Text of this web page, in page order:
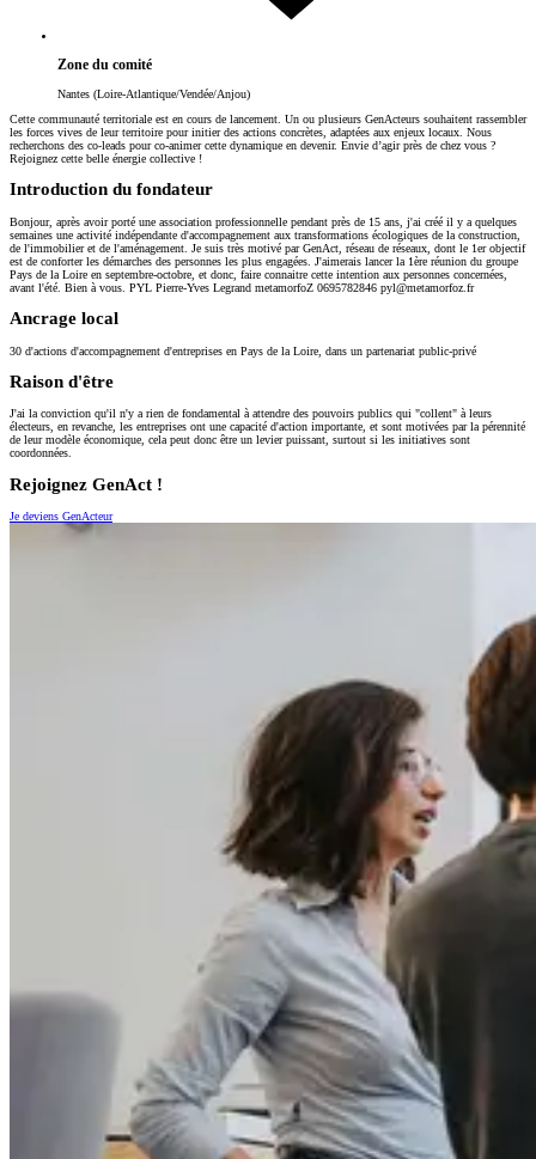
Zone du comité
Nantes (Loire-Atlantique/Vendée/Anjou)
Cette communauté territoriale est en cours de lancement. Un ou plusieurs GenActeurs souhaitent rassembler
les forces vives de leur territoire pour initier des actions concrètes, adaptées aux enjeux locaux. Nous
recherchons des co-leads pour co-animer cette dynamique en devenir. Envie d’agir près de chez vous ?
Rejoignez cette belle énergie collective !
Introduction du fondateur
Bonjour, après avoir porté une association professionnelle pendant près de 15 ans, j'ai créé il y a quelques
semaines une activité indépendante d'accompagnement aux transformations écologiques de la construction,
de l'immobilier et de l'aménagement. Je suis très motivé par GenAct, réseau de réseaux, dont le 1er objectif
est de conforter les démarches des personnes les plus engagées. J'aimerais lancer la 1ère réunion du groupe
Pays de la Loire en septembre-octobre, et donc, faire connaitre cette intention aux personnes concernées,
avant l'été. Bien à vous. PYL Pierre-Yves Legrand metamorfoZ 0695782846 pyl@metamorfoz.fr
Ancrage local
30 d'actions d'accompagnement d'entreprises en Pays de la Loire, dans un partenariat public-privé
Raison d'être
J'ai la conviction qu'il n'y a rien de fondamental à attendre des pouvoirs publics qui "collent" à leurs
électeurs, en revanche, les entreprises ont une capacité d'action importante, et sont motivées par la pérennité
de leur modèle économique, cela peut donc être un levier puissant, surtout si les initiatives sont
coordonnées.
Rejoignez GenAct !
Je deviens GenActeur